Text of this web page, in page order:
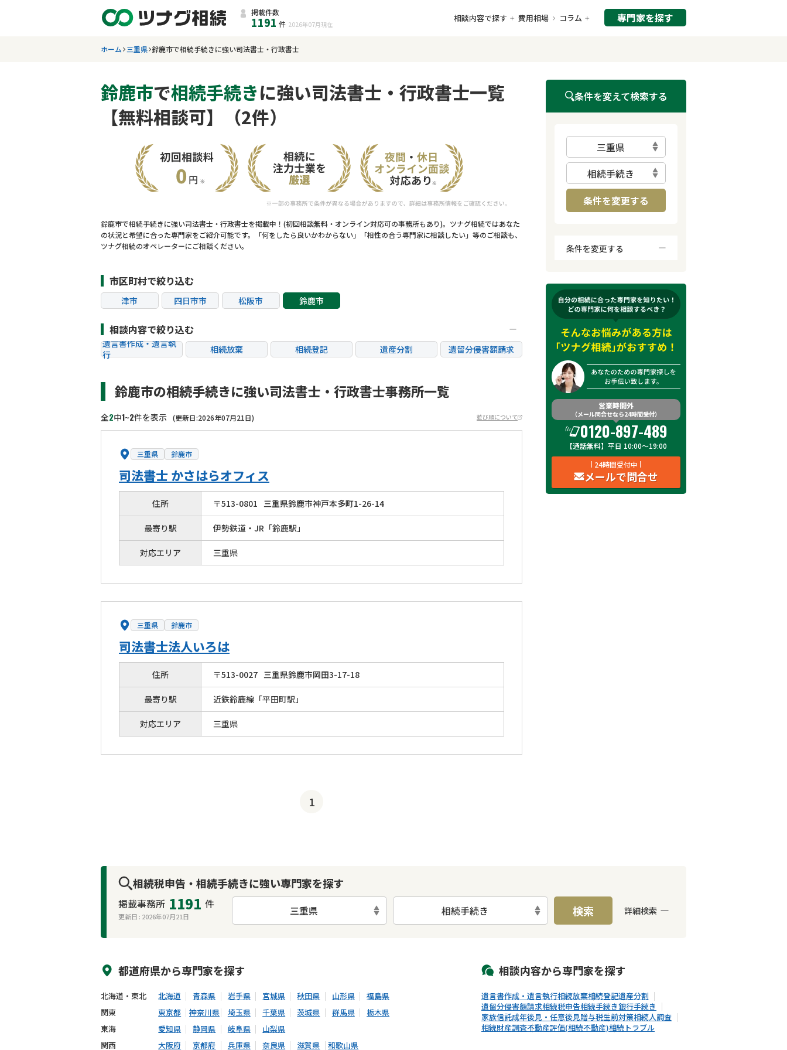
掲載件数
1191 件 2026年07月 現在
相談内容で探す 費用相場 コラム 専門家を探す
ホーム 三重県 鈴鹿市で相続手続きに強い司法書士・行政書士
鈴鹿市で相続手続きに強い司法書士・行政書士一覧
【無料相談可】（2件）
鈴鹿市で相続手続きに強い司法書士・行政書士を掲載中！(初回相談無料・オンライン対応可の事務所もあり)。ツナグ相続ではあなた
の状況と希望に合った専門家をご紹介可能です。「何をしたら良いかわからない」「相性の合う専門家に相談したい」等のご相談も、
ツナグ相続のオペレーターにご相談ください。
市区町村で絞り込む
津市 四日市市 松阪市 鈴鹿市
相談内容で絞り込む
遺言書作成・遺言執
行
相続放棄 相続登記 遺産分割
遺留分侵害額請求
贈与税
生前対策 相続人調査 相続財産調査
産)
鈴鹿市の相続手続きに強い司法書士・行政書士事務所一覧
全2中1~2件を表示 (更新日:2026年07月21日) 並び順について
三重県 鈴鹿市
司法書士 かさはらオフィス
住所 〒513-0801 三重県鈴鹿市神戸本多町1-26-14
最寄り駅 伊勢鉄道・JR「鈴鹿駅」
対応エリア 三重県
三重県 鈴鹿市
司法書士法人いろは
住所 〒513-0027 三重県鈴鹿市岡田3-17-18
最寄り駅 近鉄鈴鹿線「平田町駅」
対応エリア 三重県
1
条件を変えて検索する
三重県
相続手続き
条件を変更する
条件を変更する
オンライン面談可能
初回相談無料
土日祝の相談可能
19時以降電話可能
電話相談可能
LINE予約可能
出張面談可能
営業時間外
（メール問合せなら24時間受付）
0120-897-489
【通話無料】平日 10:00～19:00
24時間受付中
メールで問合せ
相続税申告・相続手続きに強い専門家を探す
掲載事務所 1191 件
更新日 : 2026年07月21日 三重県 相続手続き 検索 詳細検索
都道府県から専門家を探す
北海道・東北 北海道 青森県 岩手県 宮城県 秋田県 山形県
福島県
関東
東京都 神奈川県 埼玉県 千葉県 茨城県 群馬県
栃木県
東海
愛知県 静岡県 岐阜県
山梨県
関西
大阪府 京都府 兵庫県 奈良県 滋賀県 和歌山県
相談内容から専門家を探す
遺言書作成・遺言執行相続放棄相続登記遺産分割
遺留分侵害額請求相続税申告相続手続き銀行手続き
家族信託成年後見・任意後見贈与税生前対策相続人調査
相続財産調査不動産評価(相続不動産)相続トラブル